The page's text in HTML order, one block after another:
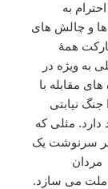
به
ها و چالش های
همۀ
به ویژه در
مقابله با
نیابتی
دارد. مثلی که
بر سرنوشت یک
مردان
ملت می سازد.